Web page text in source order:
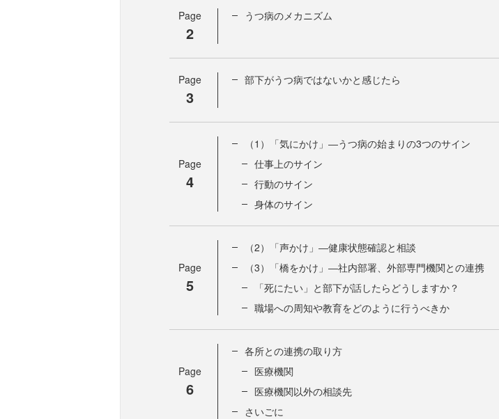
Page
2
うつ病のメカニズム
Page
3
部下がうつ病ではないかと感じたら
Page
4
（1）「気にかけ」―うつ病の始まりの3つのサイン
仕事上のサイン
行動のサイン
身体のサイン
Page
5
（2）「声かけ」―健康状態確認と相談
（3）「橋をかけ」―社内部署、外部専門機関との連携
「死にたい」と部下が話したらどうしますか？
職場への周知や教育をどのように行うべきか
Page
6
各所との連携の取り方
医療機関
医療機関以外の相談先
さいごに